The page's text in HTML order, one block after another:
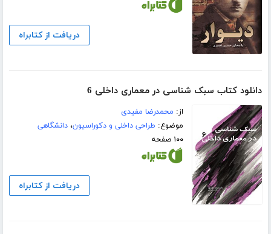
دریافت از کتابراه
دانلود کتاب سبک شناسی در معماری داخلی 6
از: محمدرضا مفیدی
موضوع: طراحی داخلی و دکوراسیون،دانشگاهی
۱۰۰ صفحه
دریافت از کتابراه